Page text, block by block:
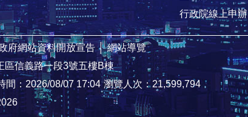
行政院線上申辦
府網站資料開放宣告 │ 網站導覽
區信義路一段3號五樓B棟
間：2026/08/07 17:04 瀏覽人次：21,599,794